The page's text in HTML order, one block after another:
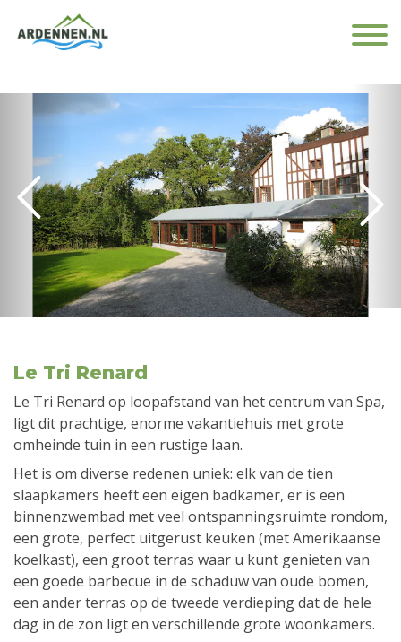
Le Tri Renard
Le Tri Renard op loopafstand van het centrum van Spa,
ligt dit prachtige, enorme vakantiehuis met grote
omheinde tuin in een rustige laan.
Het is om diverse redenen uniek: elk van de tien
slaapkamers heeft een eigen badkamer, er is een
binnenzwembad met veel ontspanningsruimte rondom,
een grote, perfect uitgerust keuken (met Amerikaanse
koelkast), een groot terras waar u kunt genieten van
een goede barbecue in de schaduw van oude bomen,
een ander terras op de tweede verdieping dat de hele
dag in de zon ligt en verschillende grote woonkamers.